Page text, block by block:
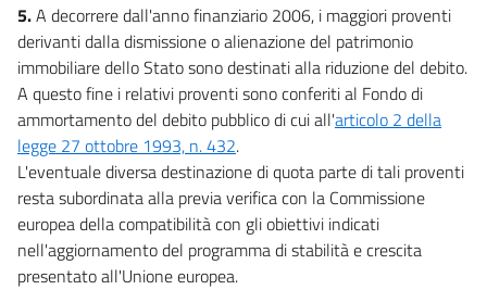
5.A decorrere dall'anno finanziario 2006, i maggiori proventi
derivanti dalla dismissione o alienazione del patrimonio
immobiliare dello Stato sono destinati alla riduzione del debito.
A questo fine i relativi proventi sono conferiti al Fondo di
ammortamento del debito pubblico di cui all'articolo 2 della
legge 27 ottobre 1993, n. 432.
L'eventuale diversa destinazione di quota parte di tali proventi
resta subordinata alla previa verifica con la Commissione
europea della compatibilità con gli obiettivi indicati
nell'aggiornamento del programma di stabilità e crescita
presentato all'Unione europea.